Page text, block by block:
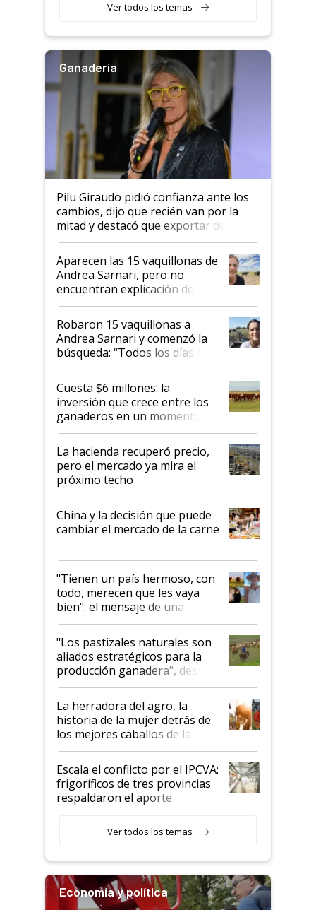
Ver todos los temas
Ganadería
Pilu Giraudo pidió confianza ante los
cambios, dijo que recién van por la
mitad y destacó que exportar dejó de
ser "para unos pocos": "Tenemos un
mandato muy claro del gobierno
nacional"
Aparecen las 15 vaquillonas de
Andrea Sarnari, pero no
encuentran explicación de
cómo llegaron allí
Robaron 15 vaquillonas a
Andrea Sarnari y comenzó la
búsqueda: “Todos los días le
toca a algún productor”
Cuesta $6 millones: la
inversión que crece entre los
ganaderos en un momento
histórico para la actividad
La hacienda recuperó precio,
pero el mercado ya mira el
próximo techo
China y la decisión que puede
cambiar el mercado de la carne
"Tienen un país hermoso, con
todo, merecen que les vaya
bien": el mensaje de una
ganadera uruguaya sobre las
oportunidades que se abren
para el agro en Argentina, con
foco en la carne
"Los pastizales naturales son
aliados estratégicos para la
producción ganadera", destaca
la iniciativa que ya reúne a 46
establecimientos en Argentina
La herradora del agro, la
historia de la mujer detrás de
los mejores caballos de la
Argentina y los mitos que
todavía hacen sufrir a estos
animales: "Mientras me
descalificaban, yo seguí
haciendo currículum"
Escala el conflicto por el IPCVA:
frigoríficos de tres provincias
respaldaron el aporte
Ver todos los temas
Economía y política